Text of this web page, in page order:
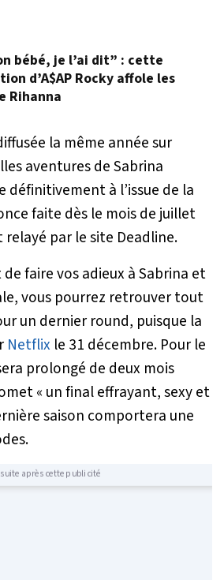
bébé, je l’ai dit” : cette
d’A$AP Rocky affole les
Rihanna
la même année sur
aventures de Sabrina
définitivement à l’issue de la
faite dès le mois de juillet
par le site Deadline.
faire vos adieux à Sabrina et
vous pourrez retrouver tout
un dernier round, puisque la
Netflix le 31 décembre. Pour le
prolongé de deux mois
« un final effrayant, sexy et
saison comportera une
suite après cette publicité